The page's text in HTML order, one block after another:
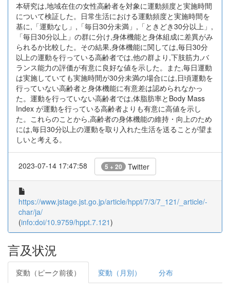
本研究は,地域在住の女性高齢者を対象に運動頻度と実施時間
について検証した。日常生活における運動頻度と実施時間を
基に,「運動なし」,「毎日30分未満」,「ときどき30分以上」,
「毎日30分以上」の群に分け,身体機能と身体組成に差異がみ
られるか比較した。その結果,身体機能に関しては,毎日30分
以上の運動を行っている高齢者では,他の群より,下肢筋力,バ
ランス能力の評価が有意に良好な値を示した。また,毎日運動
は実施していても実施時間が30分未満の場合には,日頃運動を
行っていない高齢者と身体機能に有意差は認められなかっ
た。運動を行っていない高齢者では,体脂肪率とBody Mass
Index が運動を行っている高齢者よりも有意に高値を示し
た。これらのことから,高齢者の身体機能の維持・向上のため
には,毎日30分以上の運動を取り入れた生活を送ることが望ま
しいと考える。
2023-07-14 17:47:58 5 + 20 Twitter
https://www.jstage.jst.go.jp/article/hppt/7/3/7_121/_article/-
char/ja/
(info:doi/10.9759/hppt.7.121)
言及状況
変動（ピーク前後） 変動（月別） 分布